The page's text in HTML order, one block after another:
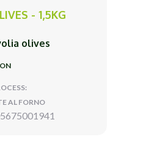
- 1,5KG
olives
AL FORNO